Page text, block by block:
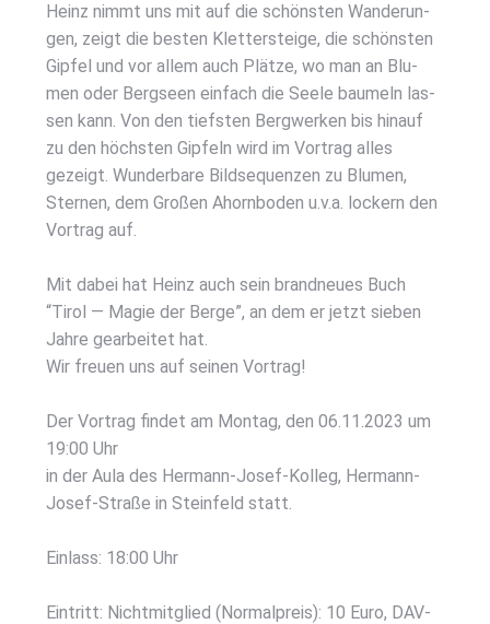
Heinz nimmt uns mit auf die schöns­ten Wan­de­run­
gen, zeigt die bes­ten Klet­ter­stei­ge, die schöns­ten
Gip­fel und vor allem auch Plät­ze, wo man an Blu­
men oder Berg­seen ein­fach die See­le bau­meln las­
sen kann. Von den tiefs­ten Berg­wer­ken bis hin­auf
zu den höchs­ten Gip­feln wird im Vor­trag alles
gezeigt. Wun­der­ba­re Bild­se­quen­zen zu Blu­men,
Ster­nen, dem Gro­ßen Ahorn­bo­den u.v.a. lockern den
Vor­trag auf.
Mit dabei hat Heinz auch sein brand­neu­es Buch
“Tirol — Magie der Ber­ge”, an dem er jetzt sie­ben
Jah­re gear­bei­tet hat.
Wir freu­en uns auf sei­nen Vor­trag!
Der Vor­trag fin­det am Mon­tag, den 06.11.2023 um
19:00 Uhr
in der Aula des Her­mann-Josef-Kol­leg, Her­mann-
Josef-Stra­ße in Stein­feld statt.
Ein­lass: 18:00 Uhr
Ein­tritt: Nicht­mit­glied (Nor­mal­preis): 10 Euro, DAV-